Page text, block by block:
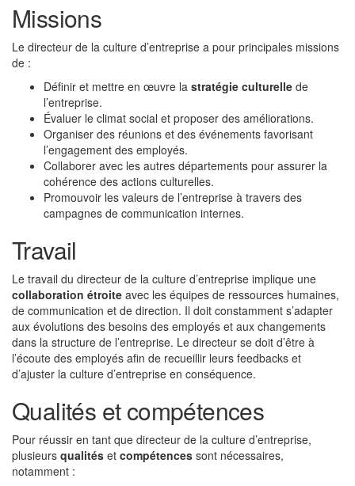
Missions
Le directeur de la culture d’entreprise a pour principales missions
de :
Définir et mettre en œuvre la stratégie culturelle de
l’entreprise.
Évaluer le climat social et proposer des améliorations.
Organiser des réunions et des événements favorisant
l’engagement des employés.
Collaborer avec les autres départements pour assurer la
cohérence des actions culturelles.
Promouvoir les valeurs de l’entreprise à travers des
campagnes de communication internes.
Travail
Le travail du directeur de la culture d’entreprise implique une
collaboration étroite avec les équipes de ressources humaines,
de communication et de direction. Il doit constamment s’adapter
aux évolutions des besoins des employés et aux changements
dans la structure de l’entreprise. Le directeur se doit d’être à
l’écoute des employés afin de recueillir leurs feedbacks et
d’ajuster la culture d’entreprise en conséquence.
Qualités et compétences
Pour réussir en tant que directeur de la culture d’entreprise,
plusieurs qualités et compétences sont nécessaires,
notamment :